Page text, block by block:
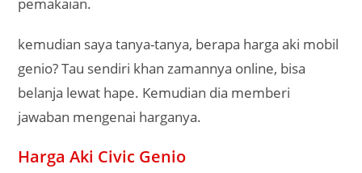
kemudian saya tanya-tanya, berapa harga aki mobil
genio? Tau sendiri khan zamannya online, bisa
belanja lewat hape. Kemudian dia memberi
jawaban mengenai harganya.
Harga Aki Civic Genio